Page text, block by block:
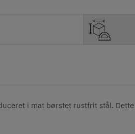
i mat børstet rustfrit stål.